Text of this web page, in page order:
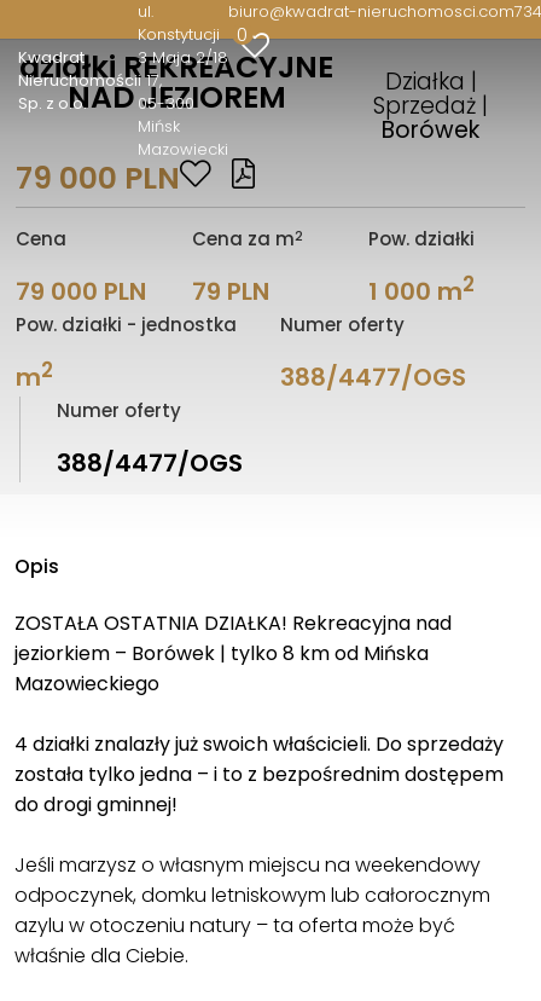
Kwadrat
Nieruchomości
Sp. z o.o.
ul.
Konstytucji
3 Maja 2/18
i 17
05-300
Mińsk
Mazowiecki
biuro@kwadrat-nieruchomosci.com
0
działki REKREACYJNE
NAD JEZIOREM Działka |
Sprzedaż |
Borówek
79 000 PLN
Cena
79 000 PLN
Cena za m2
79 PLN
Pow. działki
1 000 m2
Pow. działki - jednostka
m2
Numer oferty
388/4477/OGS
Numer oferty
388/4477/OGS
Opis
ZOSTAŁA OSTATNIA DZIAŁKA! Rekreacyjna nad
jeziorkiem – Borówek | tylko 8 km od Mińska
Mazowieckiego
4 działki znalazły już swoich właścicieli. Do sprzedaży
została tylko jedna – i to z bezpośrednim dostępem
do drogi gminnej!
Jeśli marzysz o własnym miejscu na weekendowy
odpoczynek, domku letniskowym lub całorocznym
azylu w otoczeniu natury – ta oferta może być
właśnie dla Ciebie.